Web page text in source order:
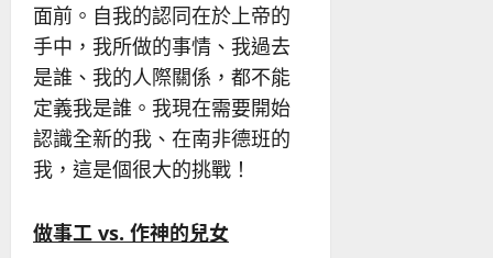
面前。自我的認同在於上帝的
手中，我所做的事情、我過去
是誰、我的人際關係，都不能
定義我是誰。我現在需要開始
認識全新的我、在南非德班的
我，這是個很大的挑戰！
做事工 vs. 作神的兒女